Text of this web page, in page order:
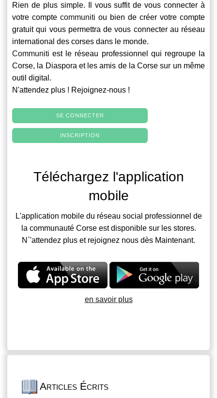
Rien de plus simple. Il vous suffit de vous connecter à
votre compte communiti ou bien de créer votre compte
gratuit qui vous permettra de vous connecter au réseau
international des corses dans le monde.
Communiti est le réseau professionnel qui regroupe la
Corse, la Diaspora et les amis de la Corse sur un même
outil digital.
N'attendez plus ! Rejoignez-nous !
SE CONNECTER
INSCRIPTION
Téléchargez l'application
mobile
L'application mobile du réseau social professionnel de
la communauté Corse est disponible sur les stores.
N`'attendez plus et rejoignez nous dès Maintenant.
en savoir plus
Articles Écrits